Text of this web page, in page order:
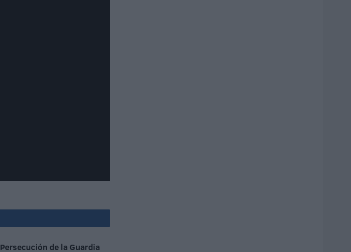
Persecución de la Guardia